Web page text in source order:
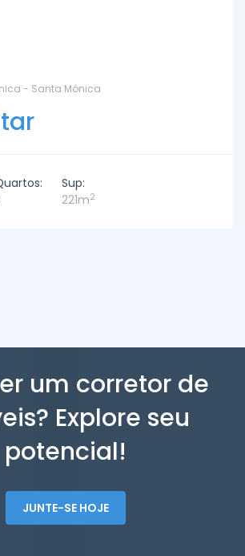
- Santa Mónica
Sup:
221m2
um corretor de
Explore seu
potencial!
JUNTE-SE HOJE